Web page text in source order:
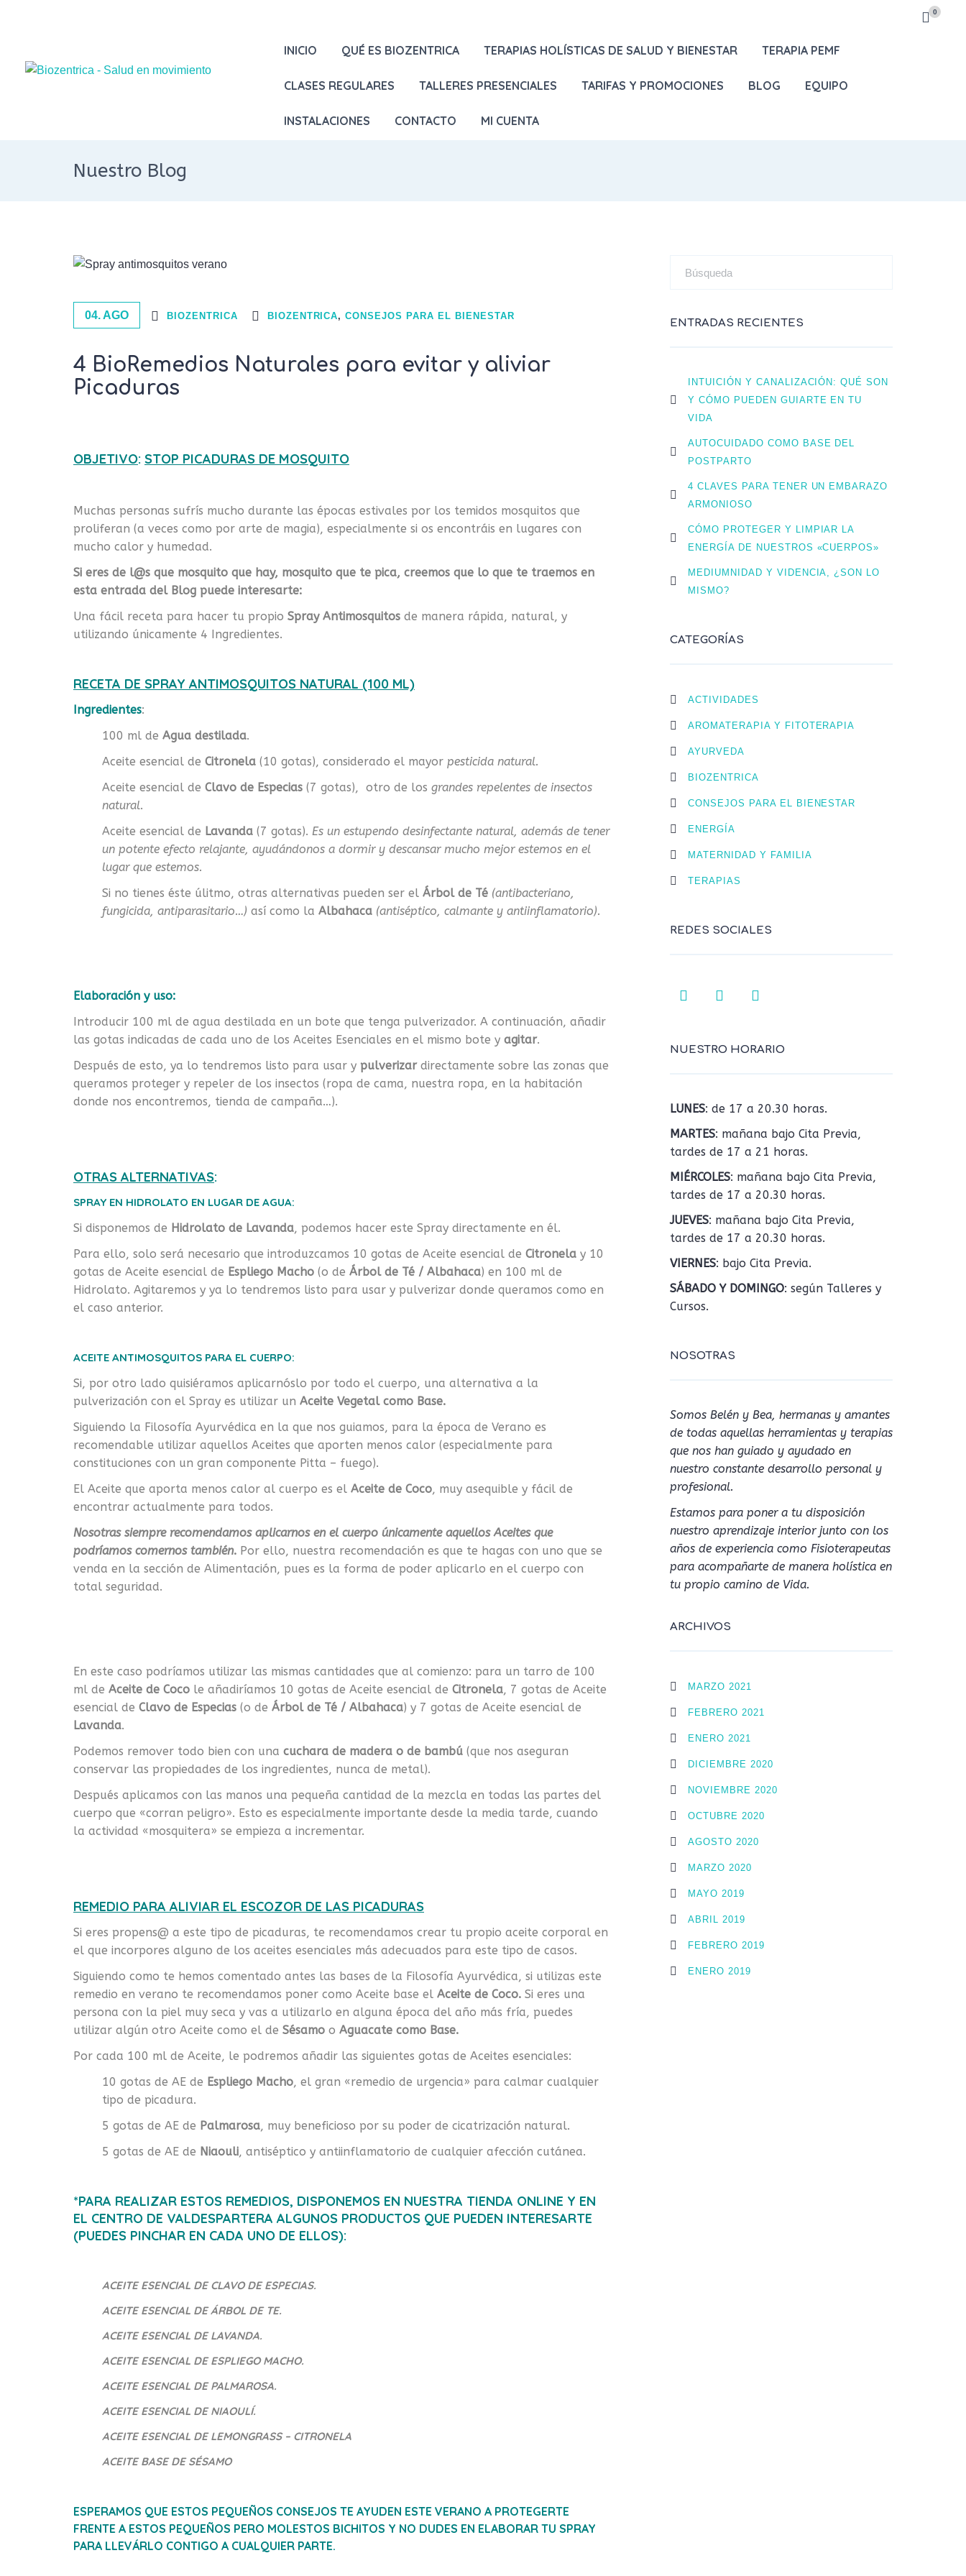
0
INICIO QUÉ ES BIOZENTRICA TERAPIAS HOLÍSTICAS DE SALUD Y BIENESTAR TERAPIA PEMF
CLASES REGULARES TALLERES PRESENCIALES TARIFAS Y PROMOCIONES BLOG EQUIPO
INSTALACIONES CONTACTO MI CUENTA
Nuestro Blog
04. AGO BIOZENTRICA BIOZENTRICA,CONSEJOS PARA EL BIENESTAR
4 BioRemedios Naturales para evitar y aliviar
Picaduras
OBJETIVO: STOP PICADURAS DE MOSQUITO
Muchas personas sufrís mucho durante las épocas estivales por los temidos mosquitos que
proliferan (a veces como por arte de magia), especialmente si os encontráis en lugares con
mucho calor y humedad.
Si eres de l@s que mosquito que hay, mosquito que te pica, creemos que lo que te traemos en
esta entrada del Blog puede interesarte:
Una fácil receta para hacer tu propio Spray Antimosquitos de manera rápida, natural, y
utilizando únicamente 4 Ingredientes.
RECETA DE SPRAY ANTIMOSQUITOS NATURAL (100 ML)
Ingredientes:
100 ml de Agua destilada.
Aceite esencial de Citronela (10 gotas), considerado el mayor pesticida natural.
Aceite esencial de Clavo de Especias (7 gotas), otro de los grandes repelentes de insectos
natural.
Aceite esencial de Lavanda (7 gotas). Es un estupendo desinfectante natural, además de tener
un potente efecto relajante, ayudándonos a dormir y descansar mucho mejor estemos en el
lugar que estemos.
Si no tienes éste úlitmo, otras alternativas pueden ser el Árbol de Té (antibacteriano,
fungicida, antiparasitario…) así como la Albahaca (antiséptico, calmante y antiinflamatorio).
Elaboración y uso:
Introducir 100 ml de agua destilada en un bote que tenga pulverizador. A continuación, añadir
las gotas indicadas de cada uno de los Aceites Esenciales en el mismo bote y agitar.
Después de esto, ya lo tendremos listo para usar y pulverizardirectamente sobre las zonas que
queramos proteger y repeler de los insectos (ropa de cama, nuestra ropa, en la habitación
donde nos encontremos, tienda de campaña…).
OTRAS ALTERNATIVAS:
SPRAY EN HIDROLATO EN LUGAR DE AGUA:
Si disponemos de Hidrolato de Lavanda, podemos hacer este Spray directamente en él.
Para ello, solo será necesario que introduzcamos 10 gotas de Aceite esencial de Citronela y 10
gotas de Aceite esencial de Espliego Macho (o de Árbol de Té / Albahaca) en 100 ml de
Hidrolato. Agitaremos y ya lo tendremos listo para usar y pulverizar donde queramos como en
el caso anterior.
ACEITE ANTIMOSQUITOS PARA EL CUERPO:
Si, por otro lado quisiéramos aplicarnóslo por todo el cuerpo, una alternativa a la
pulverización con el Spray es utilizar un Aceite Vegetal como Base.
Siguiendo la Filosofía Ayurvédica en la que nos guiamos, para la época de Verano es
recomendable utilizar aquellos Aceites que aporten menos calor (especialmente para
constituciones con un gran componente Pitta – fuego).
El Aceite que aporta menos calor al cuerpo es el Aceite de Coco, muy asequible y fácil de
encontrar actualmente para todos.
Nosotras siempre recomendamos aplicarnos en el cuerpo únicamente aquellos Aceites que
podríamos comernos también. Por ello, nuestra recomendación es que te hagas con uno que se
venda en la sección de Alimentación, pues es la forma de poder aplicarlo en el cuerpo con
total seguridad.
En este caso podríamos utilizar las mismas cantidades que al comienzo: para un tarro de 100
ml de Aceite de Coco le añadiríamos 10 gotas de Aceite esencial de Citronela, 7 gotas de Aceite
esencial de Clavo de Especias (o de Árbol de Té / Albahaca) y 7 gotas de Aceite esencial de
Lavanda.
Podemos remover todo bien con una cuchara de madera o de bambú (que nos aseguran
conservar las propiedades de los ingredientes, nunca de metal).
Después aplicamos con las manos una pequeña cantidad de la mezcla en todas las partes del
cuerpo que «corran peligro». Esto es especialmente importante desde la media tarde, cuando
la actividad «mosquitera» se empieza a incrementar.
REMEDIO PARA ALIVIAR EL ESCOZOR DE LAS PICADURAS
Si eres propens@ a este tipo de picaduras, te recomendamos crear tu propio aceite corporal en
el que incorpores alguno de los aceites esenciales más adecuados para este tipo de casos.
Siguiendo como te hemos comentado antes las bases de la Filosofía Ayurvédica, si utilizas este
remedio en verano te recomendamos poner como Aceite base el Aceite de Coco. Si eres una
persona con la piel muy seca y vas a utilizarlo en alguna época del año más fría, puedes
utilizar algún otro Aceite como el de Sésamo o Aguacate como Base.
Por cada 100 ml de Aceite, le podremos añadir las siguientes gotas de Aceites esenciales:
10 gotas de AE de Espliego Macho, el gran «remedio de urgencia» para calmar cualquier
tipo de picadura.
5 gotas de AE de Palmarosa, muy beneficioso por su poder de cicatrización natural.
5 gotas de AE de Niaouli, antiséptico y antiinflamatorio de cualquier afección cutánea.
*PARA REALIZAR ESTOS REMEDIOS, DISPONEMOS EN NUESTRA TIENDA ONLINE Y EN
EL CENTRO DE VALDESPARTERA ALGUNOS PRODUCTOS QUE PUEDEN INTERESARTE
(PUEDES PINCHAR EN CADA UNO DE ELLOS):
ACEITE ESENCIAL DE CLAVO DE ESPECIAS.
ACEITE ESENCIAL DE ÁRBOL DE TE.
ACEITE ESENCIAL DE LAVANDA.
ACEITE ESENCIAL DE ESPLIEGO MACHO.
ACEITE ESENCIAL DE PALMAROSA.
ACEITE ESENCIAL DE NIAOULÍ.
ACEITE ESENCIAL DE LEMONGRASS – CITRONELA
ACEITE BASE DE SÉSAMO
ESPERAMOS QUE ESTOS PEQUEÑOS CONSEJOS TE AYUDEN ESTE VERANO A PROTEGERTE
FRENTE A ESTOS PEQUEÑOS PERO MOLESTOS BICHITOS Y NO DUDES EN ELABORAR TU SPRAY
PARA LLEVÁRLO CONTIGO A CUALQUIER PARTE.
ENTRADAS RECIENTES
INTUICIÓN Y CANALIZACIÓN: QUÉ SON
Y CÓMO PUEDEN GUIARTE EN TU
VIDA
AUTOCUIDADO COMO BASE DEL
POSTPARTO
4 CLAVES PARA TENER UN EMBARAZO
ARMONIOSO
CÓMO PROTEGER Y LIMPIAR LA
ENERGÍA DE NUESTROS «CUERPOS»
MEDIUMNIDAD Y VIDENCIA, ¿SON LO
MISMO?
CATEGORÍAS
ACTIVIDADES
AROMATERAPIA Y FITOTERAPIA
AYURVEDA
BIOZENTRICA
CONSEJOS PARA EL BIENESTAR
ENERGÍA
MATERNIDAD Y FAMILIA
TERAPIAS
REDES SOCIALES
NUESTRO HORARIO
LUNES: de 17 a 20.30 horas.
MARTES: mañana bajo Cita Previa,
tardes de 17 a 21 horas.
MIÉRCOLES: mañana bajo Cita Previa,
tardes de 17 a 20.30 horas.
JUEVES: mañana bajo Cita Previa,
tardes de 17 a 20.30 horas.
VIERNES: bajo Cita Previa.
SÁBADO Y DOMINGO: según Talleres y
Cursos.
NOSOTRAS
Somos Belén y Bea, hermanas y amantes
de todas aquellas herramientas y terapias
que nos han guiado y ayudado en
nuestro constante desarrollo personal y
profesional.
Estamos para poner a tu disposición
nuestro aprendizaje interior junto con los
años de experiencia como Fisioterapeutas
para acompañarte de manera holística en
tu propio camino de Vida.
ARCHIVOS
MARZO 2021
FEBRERO 2021
ENERO 2021
DICIEMBRE 2020
NOVIEMBRE 2020
OCTUBRE 2020
AGOSTO 2020
MARZO 2020
MAYO 2019
ABRIL 2019
FEBRERO 2019
ENERO 2019